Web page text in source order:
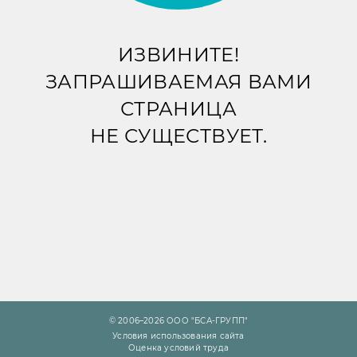
ИЗВИНИТЕ!
ЗАПРАШИВАЕМАЯ ВАМИ
СТРАНИЦА
НЕ СУЩЕСТВУЕТ.
© 2006–2026 ООО "БСА-ГРУПП"
Условия использования сайта
Оценка условий труда